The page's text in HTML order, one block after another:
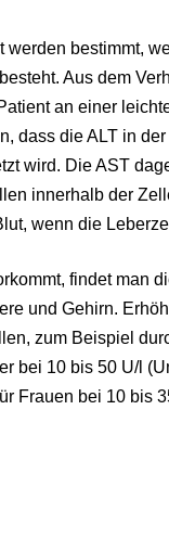
werden bestimmt,
Aus dem
an einer
dass die ALT in
wird. Die AST
innerhalb der
wenn die
findet man
und Gehirn.
zum Beispiel
bei 10 bis 50 U/l
Frauen bei 10 bis